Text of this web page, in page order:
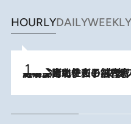
HOURLYDAILYWEEKLY
2026.8.3
《「文士の子ども被害者の会」発足！》阿川佐和子（72）が語る遠藤周作に北杜夫、劇作家・矢代静一の子どもたちの“文豪プライベート事件簿”